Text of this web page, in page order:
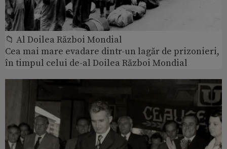
📁 Al Doilea Război Mondial
Cea mai mare evadare dintr-un lagăr de prizonieri,
în timpul celui de-al Doilea Război Mondial